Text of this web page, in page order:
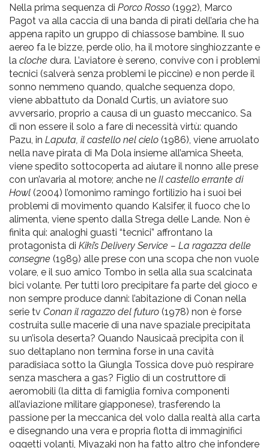
Nella prima sequenza di Porco Rosso (1992), Marco
Pagot va alla caccia di una banda di pirati dell’aria che ha
appena rapito un gruppo di chiassose bambine. Il suo
aereo fa le bizze, perde olio, ha il motore singhiozzante e
la cloche dura. L’aviatore è sereno, convive con i problemi
tecnici (salverà senza problemi le piccine) e non perde il
sonno nemmeno quando, qualche sequenza dopo,
viene abbattuto da Donald Curtis, un aviatore suo
avversario, proprio a causa di un guasto meccanico. Sa
di non essere il solo a fare di necessità virtù: quando
Pazu, in Laputa, il castello nel cielo (1986), viene arruolato
nella nave pirata di Ma Dola insieme all’amica Sheeta,
viene spedito sottocoperta ad aiutare il nonno alle prese
con un’avaria al motore; anche ne Il castello errante di
Howl (2004) l’omonimo ramingo fortilizio ha i suoi bei
problemi di movimento quando Kalsifer, il fuoco che lo
alimenta, viene spento dalla Strega delle Lande. Non è
finita qui: analoghi guasti “tecnici” affrontano la
protagonista di Kiki’s Delivery Service – La ragazza delle
consegne (1989) alle prese con una scopa che non vuole
volare, e il suo amico Tombo in sella alla sua scalcinata
bici volante. Per tutti loro precipitare fa parte del gioco e
non sempre produce danni: l’abitazione di Conan nella
serie tv Conan il ragazzo del futuro (1978) non è forse
costruita sulle macerie di una nave spaziale precipitata
su un’isola deserta? Quando Nausicaä precipita con il
suo deltaplano non termina forse in una cavità
paradisiaca sotto la Giungla Tossica dove può respirare
senza maschera a gas? Figlio di un costruttore di
aeromobili (la ditta di famiglia forniva componenti
all’aviazione militare giapponese), trasferendo la
passione per la meccanica del volo dalla realtà alla carta
e disegnando una vera e propria flotta di immaginifici
oggetti volanti, Miyazaki non ha fatto altro che infondere